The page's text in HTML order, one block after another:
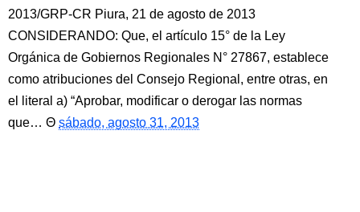
2013/GRP-CR Piura, 21 de agosto de 2013
CONSIDERANDO: Que, el artículo 15° de la Ley
Orgánica de Gobiernos Regionales N° 27867, establece
como atribuciones del Consejo Regional, entre otras, en
el literal a) “Aprobar, modificar o derogar las normas
que…
sábado, agosto 31, 2013